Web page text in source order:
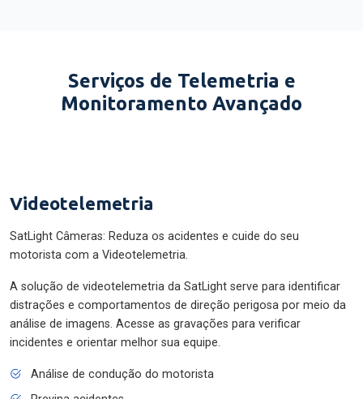
Serviços de Telemetria e
Monitoramento Avançado
Videotelemetria
SatLight Câmeras: Reduza os acidentes e cuide do seu
motorista com a Videotelemetria.
A solução de videotelemetria da SatLight serve para identificar
distrações e comportamentos de direção perigosa por meio da
análise de imagens. Acesse as gravações para verificar
incidentes e orientar melhor sua equipe.
Análise de condução do motorista